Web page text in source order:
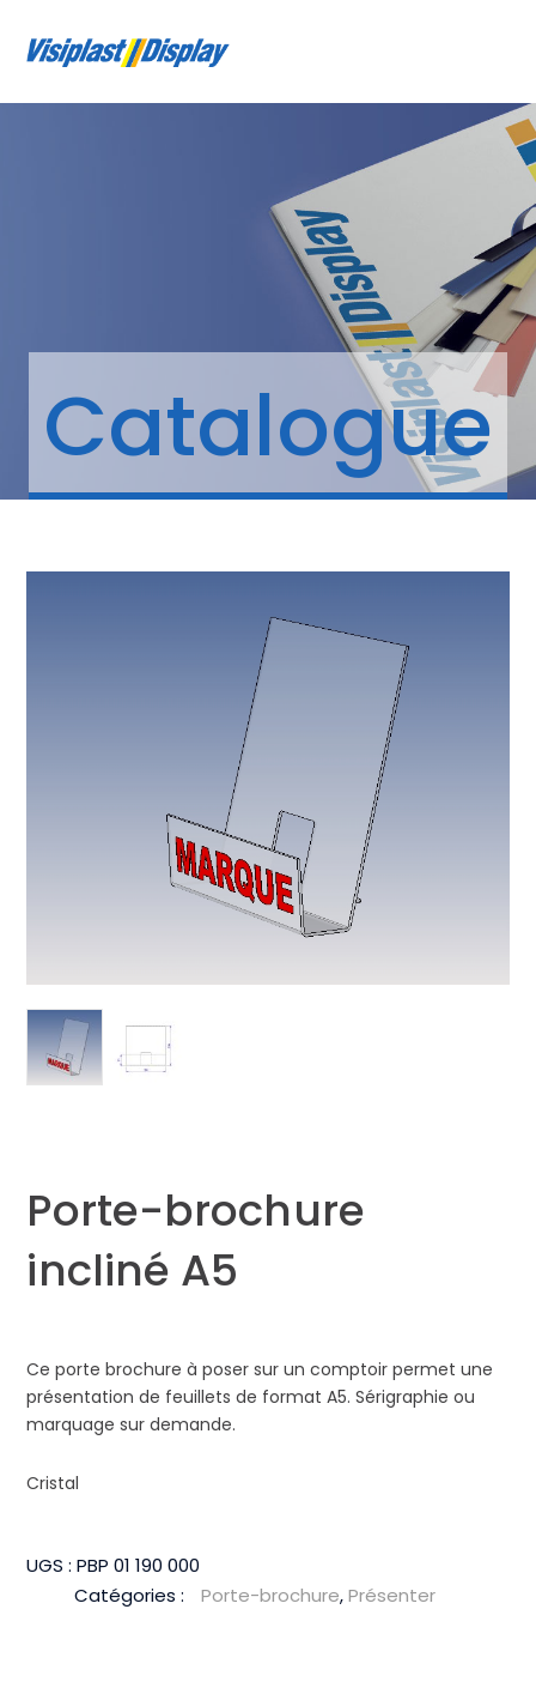
Catalogue
Porte-brochure
incliné A5
Ce porte brochure à poser sur un comptoir permet une
présentation de feuillets de format A5. Sérigraphie ou
marquage sur demande.
Cristal
UGS :PBP 01 190 000
Catégories :
Porte-brochure,Présenter